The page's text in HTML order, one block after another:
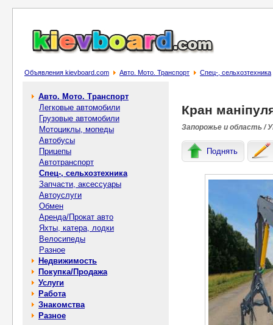
Объявления kievboard.com Авто. Мото. Транспорт Спец-, cельхозтехника
Авто. Мото. Транспорт
Легковые автомобили
Грузовые автомобили
Мотоциклы, мопеды
Автобусы
Прицепы
Автотранспорт
Спец-, cельхозтехника
Запчасти, аксессуары
Автоуслуги
Обмен
Аренда/Прокат авто
Яхты, катера, лодки
Велосипеды
Разное
Недвижимость
Покупка/Продажа
Услуги
Работа
Знакомства
Разное
Кран
Запорожье и область /
Поднять